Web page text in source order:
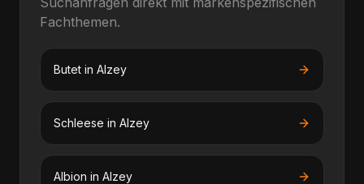
Fachthemen.
Butet in Alzey
Schleese in Alzey
Albion in Alzey